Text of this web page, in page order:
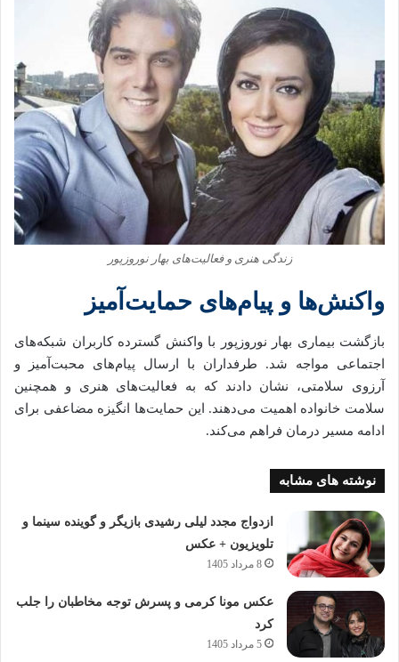
زندگی هنری و فعالیت‌های بهار نوروزپور
واکنش‌ها و پیام‌های حمایت‌آمیز
بازگشت بیماری بهار نوروزپور با واکنش گسترده کاربران شبکه‌های
اجتماعی مواجه شد. طرفداران با ارسال پیام‌های محبت‌آمیز و
آرزوی سلامتی، نشان دادند که به فعالیت‌های هنری و همچنین
سلامت خانواده اهمیت می‌دهند. این حمایت‌ها انگیزه مضاعفی برای
ادامه مسیر درمان فراهم می‌کند.
نوشته های مشابه
ازدواج مجدد لیلی رشیدی بازیگر و گوینده سینما و
تلویزیون + عکس
8 مرداد 1405
عکس مونا کرمی و پسرش توجه مخاطبان را جلب
کرد
5 مرداد 1405